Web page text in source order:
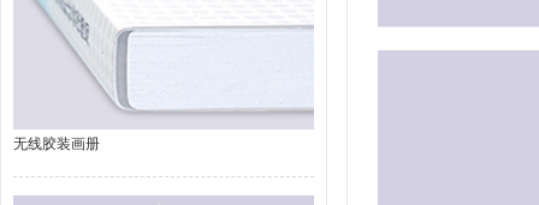
无线胶装画册